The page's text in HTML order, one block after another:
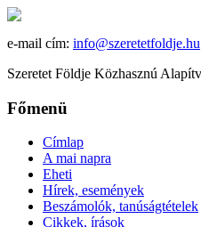
e-mail cím: info@szeretetfoldje.hu
Szeretet Földje Közhasznú
Főmenü
Címlap
A mai napra
Eheti
Hírek, események
Beszámolók, tanúságtételek
Cikkek, írások